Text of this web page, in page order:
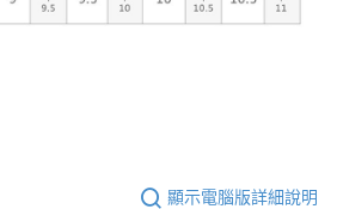
顯示電腦版詳細說明